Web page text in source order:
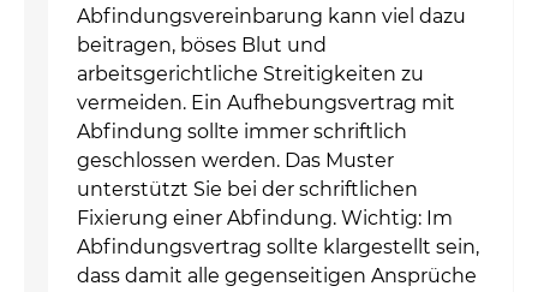
Abfindungsvereinbarung kann viel dazu
beitragen, böses Blut und
arbeitsgerichtliche Streitigkeiten zu
vermeiden. Ein Aufhebungsvertrag mit
Abfindung sollte immer schriftlich
geschlossen werden. Das Muster
unterstützt Sie bei der schriftlichen
Fixierung einer Abfindung. Wichtig: Im
Abfindungsvertrag sollte klargestellt sein,
dass damit alle gegenseitigen Ansprüche